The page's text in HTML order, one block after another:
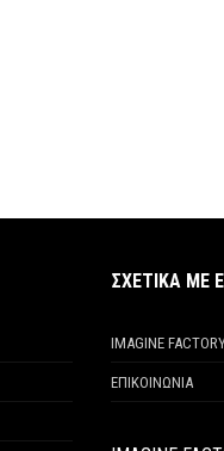
ΣΧΕΤΙΚΑ ΜΕ
IMAGINE
ΕΠΙΚΟΙΝΩΝΙΑ